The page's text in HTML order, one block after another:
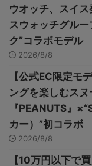
ウオッチ、スイ
スウォッチグルー
ク”コラボモデル
2026/8/8
【公式EC限定モ
ングを楽しむスヌ
『PEANUTS』
カー）”初コラボ
2026/8/8
【10万円以下で